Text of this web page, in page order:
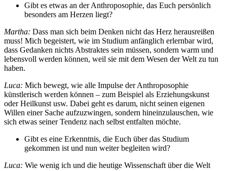
Gibt es etwas an der Anthroposophie, das Euch persönlich
besonders am Herzen liegt?
Martha: Dass man sich beim Denken nicht das Herz herausreißen
muss! Mich begeistert, wie im Studium anfänglich erlernbar wird,
dass Gedanken nichts Abstraktes sein müssen, sondern warm und
lebensvoll werden können, weil sie mit dem Wesen der Welt zu tun
haben.
Luca: Mich bewegt, wie alle Impulse der Anthroposophie
künstlerisch werden können – zum Beispiel als Erziehungskunst
oder Heilkunst usw. Dabei geht es darum, nicht seinen eigenen
Willen einer Sache aufzuzwingen, sondern hineinzulauschen, wie
sich etwas seiner Tendenz nach selbst entfalten möchte.
Gibt es eine Erkenntnis, die Euch über das Studium
gekommen ist und nun weiter begleiten wird?
Luca: Wie wenig ich und die heutige Wissenschaft über die Welt